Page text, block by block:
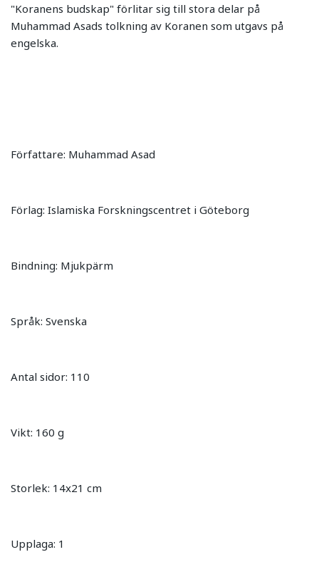
"Koranens budskap" förlitar sig till stora delar på
Muhammad Asads tolkning av Koranen som utgavs på
engelska.
Författare: Muhammad Asad
Förlag: Islamiska Forskningscentret i Göteborg
Bindning: Mjukpärm
Språk: Svenska
Antal sidor: 110
Vikt: 160 g
Storlek: 14x21 cm
Upplaga: 1